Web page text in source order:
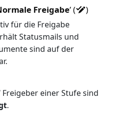
Freigabe’ ( )
für die Freigabe
Statusmails und
sind auf der
Freigeber einer Stufe sind
.